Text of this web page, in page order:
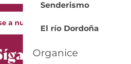
Senderismo
El río Dordoña
Organice
a nuestro boletín